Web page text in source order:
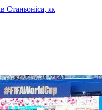
Станьоніса, як